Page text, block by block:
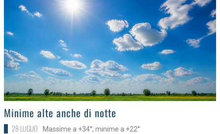
>Minime alte anche di notte
28 LUGLIO Massime a +34°; minime a +22°